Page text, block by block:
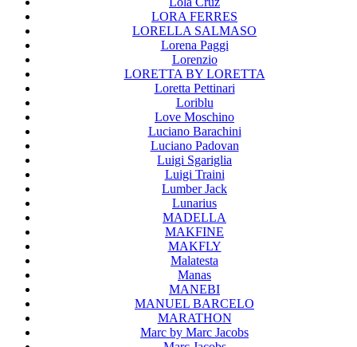
LORA FERRES
LORELLA SALMASO
Lorena Paggi
Lorenzio
LORETTA BY LORETTA
Loretta Pettinari
Loriblu
Love Moschino
Luciano Barachini
Luciano Padovan
Luigi Sgariglia
Luigi Traini
Lumber Jack
Lunarius
MADELLA
MAKFINE
MAKFLY
Malatesta
Manas
MANEBI
MANUEL BARCELO
MARATHON
Marc by Marc Jacobs